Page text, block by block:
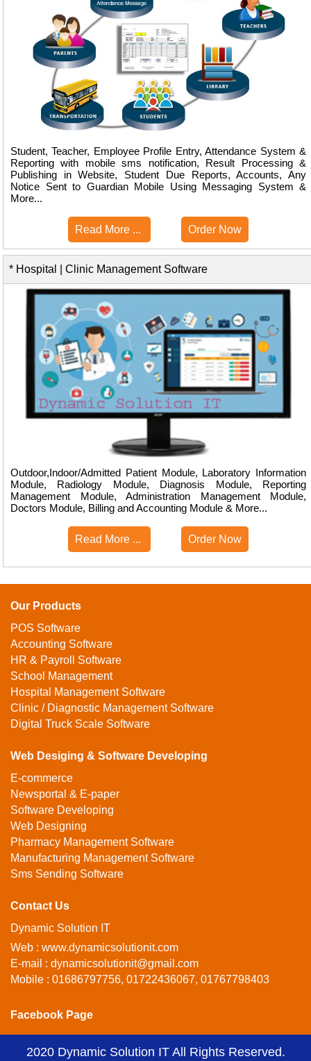
Student, Teacher, Employee Profile Entry, Attendance System &
Reporting with mobile sms notification, Result Processing &
Publishing in Website, Student Due Reports, Accounts, Any
Notice Sent to Guardian Mobile Using Messaging System &
More...
Read More ... Order Now
* Hospital | Clinic Management Software
Outdoor,Indoor/Admitted Patient Module, Laboratory Information
Module, Radiology Module, Diagnosis Module, Reporting
Management Module, Administration Management Module,
Doctors Module, Billing and Accounting Module & More...
Read More ... Order Now
Our Products
POS Software
Accounting Software
HR & Payroll Software
School Management
Hospital Management Software
Clinic / Diagnostic Management Software
Digital Truck Scale Software
Web Desiging & Software Developing
E-commerce
Newsportal & E-paper
Software Developing
Web Designing
Pharmacy Management Software
Manufacturing Management Software
Sms Sending Software
Contact Us
Dynamic Solution IT
Web : www.dynamicsolutionit.com
E-mail : dynamicsolutionit@gmail.com
Mobile : 01686797756, 01722436067, 01767798403
Facebook Page
2020 Dynamic Solution IT All Rights Reserved.